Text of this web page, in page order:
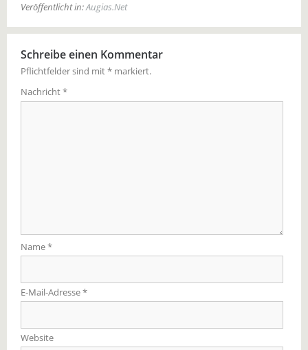
Veröffentlicht in:Augias.Net
Schreibe einen Kommentar
Pflichtfelder sind mit* markiert.
Nachricht*
Name*
E-Mail-Adresse*
Website